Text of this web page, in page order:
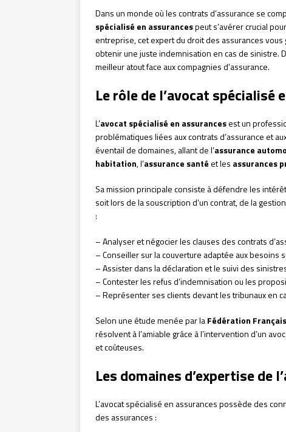
Dans un monde où les contrats d’assurance se
spécialisé en assurancespeut s’avérer crucial
entreprise, cet expert du droit des assurances
obtenir une juste indemnisation en cas de
meilleur atout face aux compagnies d’assurance.
Le rôle de l’avocat spécialisé
L’avocat spécialisé en assurancesest un
problématiques liées aux contrats d’assurance et
éventail de domaines, allant de l’assurance
habitation, l’assurance santéet les assurances
Sa mission principale consiste à défendre les
soit lors de la souscription d’un contrat, de la
:
– Analyser et négocier les clauses des contrats
– Conseiller sur la couverture adaptée aux besoins
– Assister dans la déclaration et le suivi des
– Contester les refus d’indemnisation ou les
– Représenter ses clients devant les tribunaux en
Selon une étude menée par laFédération
résolvent à l’amiable grâce à l’intervention d’un
et coûteuses.
Les domaines d’expertise de
L’avocat spécialisé en assurances possède des
des assurances :